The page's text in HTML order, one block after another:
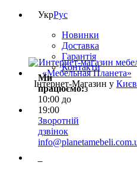
УкрРус
Новинки
Доставка
Гарантія
Контакти
Ми
працюємо:з
10:00 до
19:00
Зворотній
дзвінок
Інтернет-Магазин у